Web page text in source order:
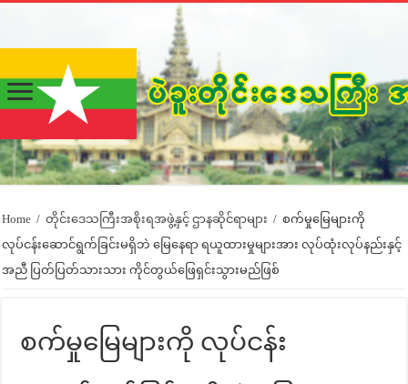
Home / တိုင်းဒေသကြီးအစိုးရအဖွဲ့နှင့် ဌာနဆိုင်ရာများ / စက်မှုမြေများကို
လုပ်ငန်းဆောင်ရွက်ခြင်းမရှိဘဲ မြေနေရာ ရယူထားမှုများအား လုပ်ထုံးလုပ်နည်းနှင့်
အညီ ပြတ်ပြတ်သားသား ကိုင်တွယ်ဖြေရှင်းသွားမည်ဖြစ်
စက်မှုမြေများကို လုပ်ငန်း